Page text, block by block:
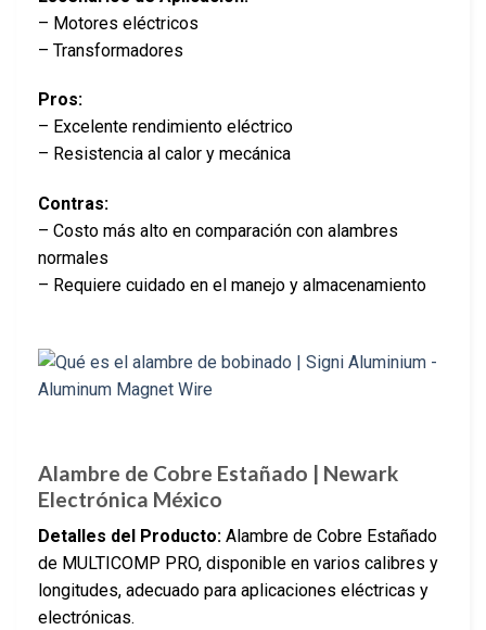
– Motores eléctricos
– Transformadores
Pros:
– Excelente rendimiento eléctrico
– Resistencia al calor y mecánica
Contras:
– Costo más alto en comparación con alambres
normales
– Requiere cuidado en el manejo y almacenamiento
Alambre de Cobre Estañado | Newark
Electrónica México
Detalles del Producto: Alambre de Cobre Estañado
de MULTICOMP PRO, disponible en varios calibres y
longitudes, adecuado para aplicaciones eléctricas y
electrónicas.